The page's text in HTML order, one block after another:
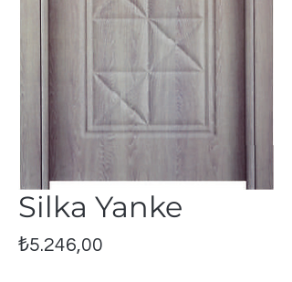
Silka Yanke
₺5.246,00